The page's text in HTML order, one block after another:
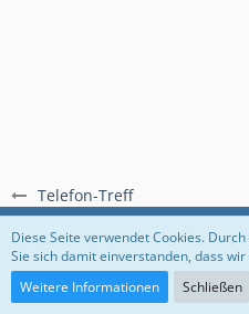
Telefon-Treff
Regeln Datenschutzerklärung
Community-
Diese Seite verwendet Cookies.
Sie sich damit einverstanden, dass
Weitere Informationen
Schließen